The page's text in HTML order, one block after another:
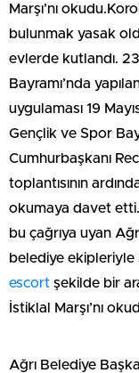
Marşı’nı
bulunmak yasak
evlerde kutlandı.
Bayramı’nda
uygulaması 19
Gençlik ve Spor
Cumhurbaşkanı
toplantısının
okumaya davet etti.
bu çağrıya uyan
belediye ekipleriyle
escort şekilde bir
İstiklal Marşı’nı
Ağrı Belediye